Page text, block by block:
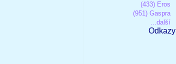
(433) Eros
(951) Gaspra
...další
Odkazy